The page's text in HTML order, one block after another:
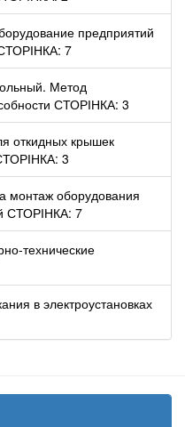
предприятий
7
Метод
СТОРІНКА: 3
откидных крышек
3
монтаж оборудования
СТОРІНКА: 7
технические
в электроустановках